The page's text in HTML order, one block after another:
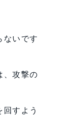
ないです
、攻撃の
すよう